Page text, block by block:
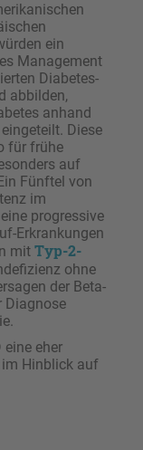
ein
Management
Diabetes-
abbilden,
anhand
Diese
für frühe
auf
Fünftel von
im
progressive
Erkrankungen
mit Typ-2-
ohne
der Beta-
Diagnose
eine eher
Hinblick auf